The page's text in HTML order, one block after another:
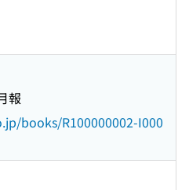
報
books/R100000002-I000